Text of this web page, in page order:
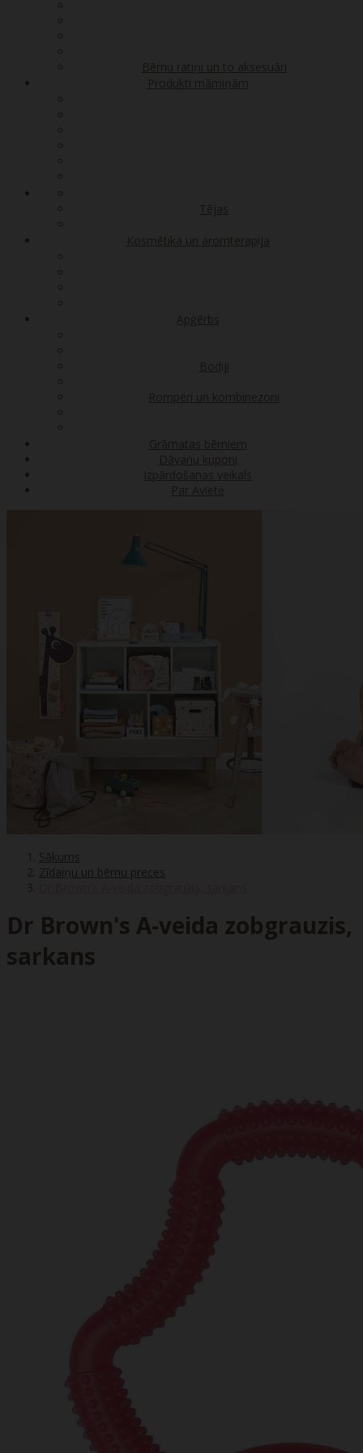
Bērnu ratiņi un to aksesuāri
Produkti māmiņām
Tējas
Kosmētika un aromterapija
Apģērbs
Bodiji
Romperi un kombinezoni
Grāmatas bērniem
Dāvanu kuponi
Izpārdošanas veikals
Par Avietė
Sākums
Zīdaiņu un bērnu preces
Dr Brown's A-veida zobgrauzis,
sarkans